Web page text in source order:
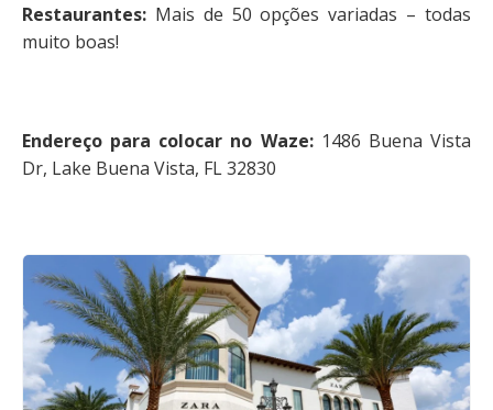
Restaurantes: Mais de 50 opções variadas – todas
muito boas!
Endereço para colocar no Waze:1486 Buena Vista
Dr, Lake Buena Vista, FL 32830